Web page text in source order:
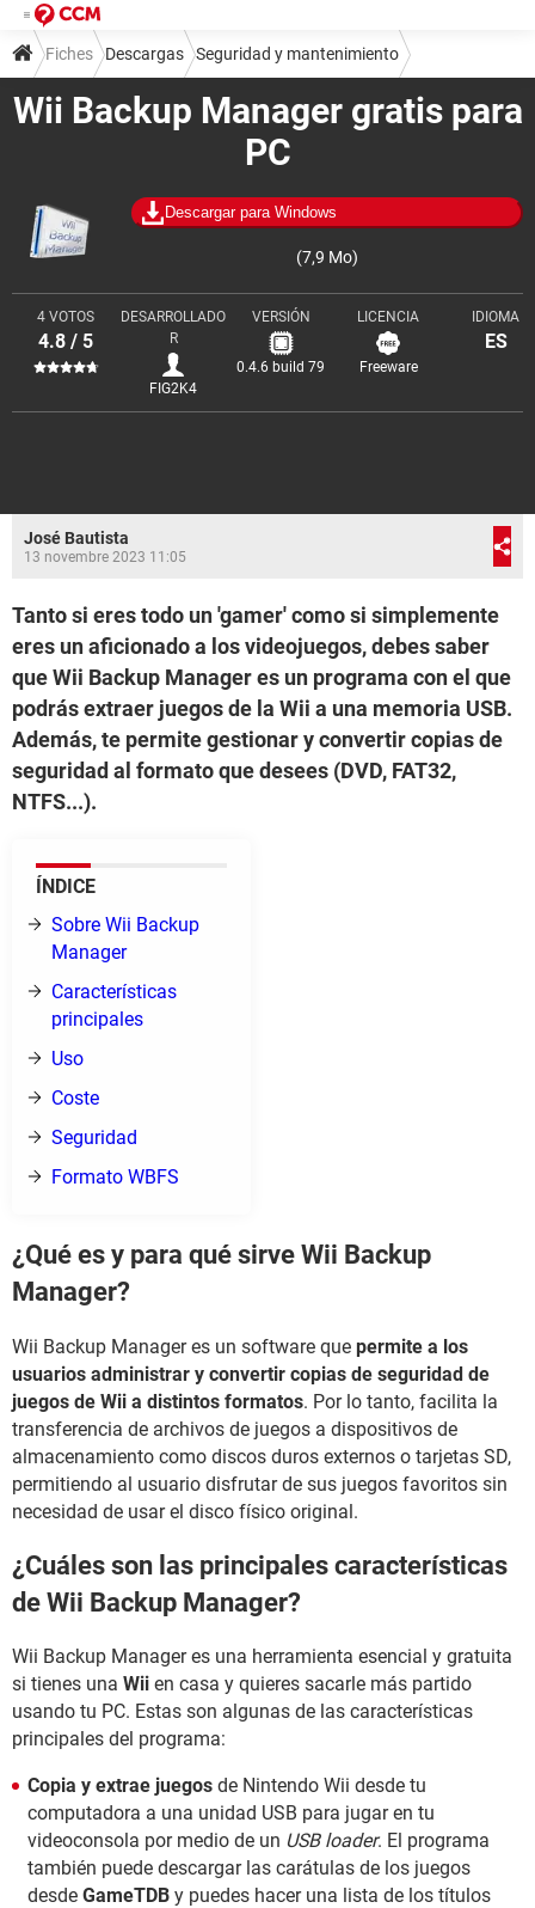
Wii Backup Manager gratis para
PC
Descargar para Windows
(7,9 Mo)
4 VOTOS
4.8 / 5
DESARROLLADO
R
FIG2K4
VERSIÓN
0.4.6 build 79
LICENCIA
Freeware
IDIOMA
ES
Fiches Descargas Seguridad y mantenimiento
Copias de seguridad y recuperación
José Bautista
13 novembre 2023 11:05
Tanto si eres todo un 'gamer' como si simplemente
eres un aficionado a los videojuegos, debes saber
que Wii Backup Manager es un programa con el que
podrás extraer juegos de la Wii a una memoria USB.
Además, te permite gestionar y convertir copias de
seguridad al formato que desees (DVD, FAT32,
NTFS...).
ÍNDICE
Sobre Wii Backup
Manager
Características
principales
Uso
Coste
Seguridad
Formato WBFS
¿Qué es y para qué sirve Wii Backup
Manager?
Wii Backup Manager es un software que permite a los
usuarios administrar y convertir copias de seguridad de
juegos de Wii a distintos formatos. Por lo tanto, facilita la
transferencia de archivos de juegos a dispositivos de
almacenamiento como discos duros externos o tarjetas SD,
permitiendo al usuario disfrutar de sus juegos favoritos sin
necesidad de usar el disco físico original.
¿Cuáles son las principales características
de Wii Backup Manager?
Wii Backup Manager es una herramienta esencial y gratuita
si tienes una Wii en casa y quieres sacarle más partido
usando tu PC. Estas son algunas de las características
principales del programa:
Copia y extrae juegos de Nintendo Wii desde tu
computadora a una unidad USB para jugar en tu
videoconsola por medio de un USB loader. El programa
también puede descargar las carátulas de los juegos
desde GameTDB y puedes hacer una lista de los títulos